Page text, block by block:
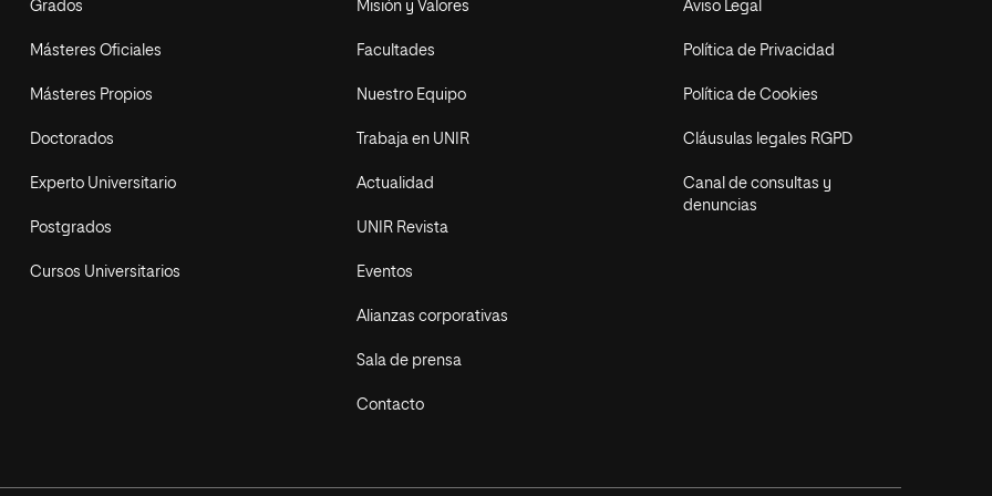
Grados
Másteres Oficiales
Másteres Propios
Doctorados
Experto Universitario
Postgrados
Cursos Universitarios
Misión y Valores
Facultades
Nuestro Equipo
Trabaja en UNIR
Actualidad
UNIR Revista
Eventos
Alianzas corporativas
Sala de prensa
Contacto
Aviso Legal
Política de Privacidad
Política de Cookies
Cláusulas legales RGPD
Canal de consultas y
denuncias